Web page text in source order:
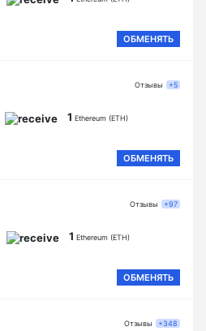
ОБМЕНЯТЬ
1 Ethereum (ETH)
ОБМЕНЯТЬ
Отзывы +5
1 Ethereum (ETH)
ОБМЕНЯТЬ
Отзывы +97
Отзывы +348